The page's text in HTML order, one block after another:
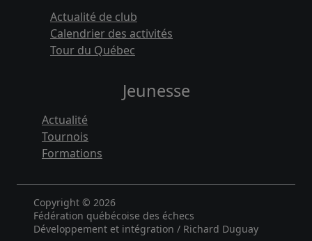
Actualité de club
Calendrier des activités
Tour du Québec
Jeunesse
Actualité
Tournois
Formations
Copyright © 2026
Fédération québécoise des échecs
Développement et intégration / Richard Duguay